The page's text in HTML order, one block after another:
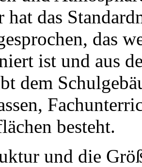
hat das
das
ist und aus
dem
besteht.
und die